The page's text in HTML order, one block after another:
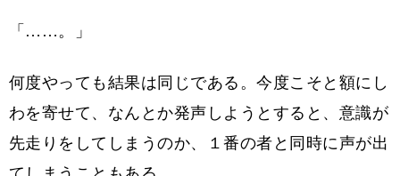
「……。」
何度やっても結果は同じである。今度こそと額にし
わを寄せて、なんとか発声しようとすると、意識が
先走りをしてしまうのか、１番の者と同時に声が出